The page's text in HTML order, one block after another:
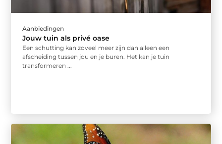
Aanbiedingen
Jouw tuin als privé oase
Een schutting kan zoveel meer zijn dan alleen een
afscheiding tussen jou en je buren. Het kan je tuin
transformeren ...